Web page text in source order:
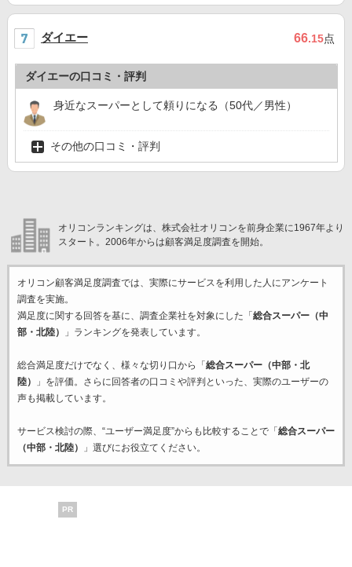
ダイエー 66.15点
ダイエーの口コミ・評判
身近なスーパーとして頼りになる（50代／男性）
その他の口コミ・評判
オリコンランキングは、株式会社オリコンを前身企業に1967年より
スタート。2006年からは顧客満足度調査を開始。
オリコン顧客満足度調査では、実際にサービスを利用した 人にアンケート
調査を実施。
満足度に関する回答を基に、調査企業社を対象にした「 総合スーパー（中
部・北陸）
」ランキングを発表しています。
総合満足度だけでなく、様々な切り口から「 総合スーパー（中部・北
陸）
」を評価。さらに回答者の口コミや評判といった、実際のユーザーの
声も掲載しています。
サービス検討の際、“ユーザー満足度”からも比較することで「 総合スーパー
（中部・北陸）
」選びにお役立てください。
PR